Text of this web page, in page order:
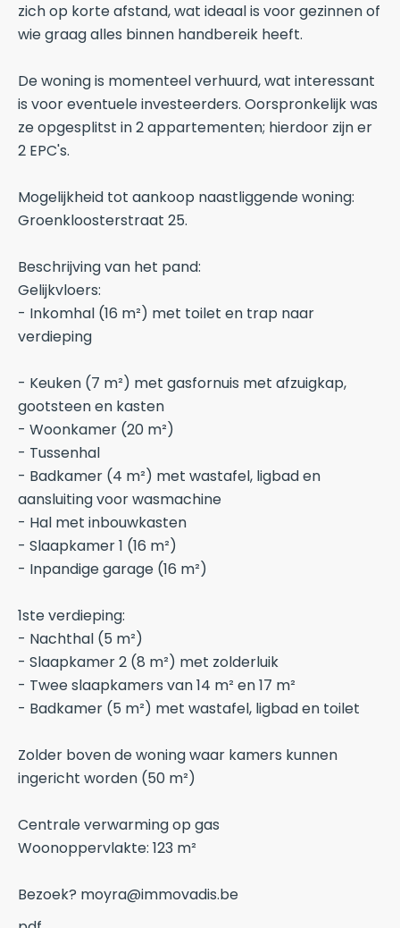
zich op korte afstand, wat ideaal is voor gezinnen of
wie graag alles binnen handbereik heeft.
De woning is momenteel verhuurd, wat interessant
is voor eventuele investeerders. Oorspronkelijk was
ze opgesplitst in 2 appartementen; hierdoor zijn er
2 EPC's.
Mogelijkheid tot aankoop naastliggende woning:
Groenkloosterstraat 25.
Beschrijving van het pand:
Gelijkvloers:
- Inkomhal (16 m²) met toilet en trap naar
verdieping
- Keuken (7 m²) met gasfornuis met afzuigkap,
gootsteen en kasten
- Woonkamer (20 m²)
- Tussenhal
- Badkamer (4 m²) met wastafel, ligbad en
aansluiting voor wasmachine
- Hal met inbouwkasten
- Slaapkamer 1 (16 m²)
- Inpandige garage (16 m²)
1ste verdieping:
- Nachthal (5 m²)
- Slaapkamer 2 (8 m²) met zolderluik
- Twee slaapkamers van 14 m² en 17 m²
- Badkamer (5 m²) met wastafel, ligbad en toilet
Zolder boven de woning waar kamers kunnen
ingericht worden (50 m²)
Centrale verwarming op gas
Woonoppervlakte: 123 m²
Bezoek? moyra@immovadis.be